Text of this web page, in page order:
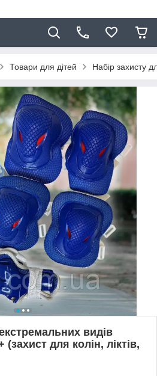
Товари для дітей Набір захисту
видів
для колін, ліктів,